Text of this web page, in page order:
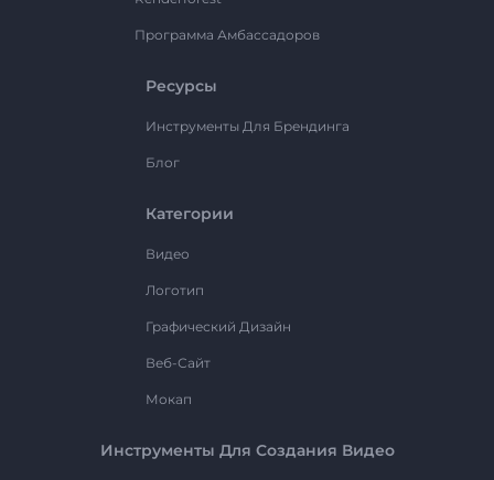
Программа Амбассадоров
Ресурсы
Инструменты Для Брендинга
Блог
Категории
Видео
Логотип
Графический Дизайн
Веб-Сайт
Мокап
Инструменты Для Создания Видео